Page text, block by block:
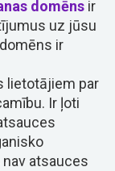
domēns ir
uz jūsu
ir
lietotājiem par
Ir ļoti
atsauces